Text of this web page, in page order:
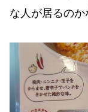
な人が居るのか